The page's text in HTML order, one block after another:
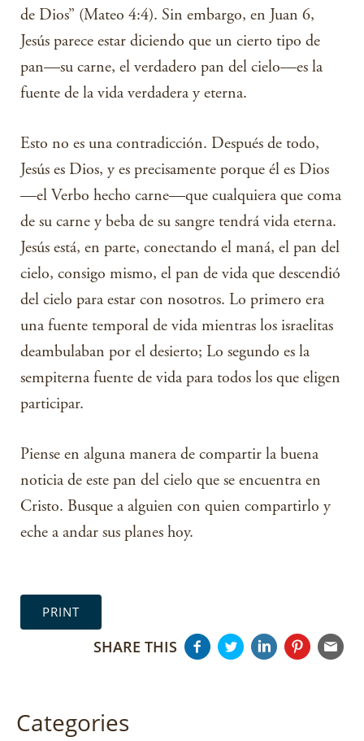
de Dios” (Mateo 4:4). Sin embargo, en Juan 6,
Jesús parece estar diciendo que un cierto tipo de
pan—su carne, el verdadero pan del cielo—es la
fuente de la vida verdadera y eterna.
Esto no es una contradicción. Después de todo,
Jesús es Dios, y es precisamente porque él es Dios
—el Verbo hecho carne—que cualquiera que coma
de su carne y beba de su sangre tendrá vida eterna.
Jesús está, en parte, conectando el maná, el pan del
cielo, consigo mismo, el pan de vida que descendió
del cielo para estar con nosotros. Lo primero era
una fuente temporal de vida mientras los israelitas
deambulaban por el desierto; Lo segundo es la
sempiterna fuente de vida para todos los que eligen
participar.
Piense en alguna manera de compartir la buena
noticia de este pan del cielo que se encuentra en
Cristo. Busque a alguien con quien compartirlo y
eche a andar sus planes hoy.
PRINT
SHARE THIS
Categories